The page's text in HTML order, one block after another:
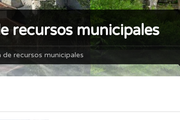
recursos municipales
de recursos municipales